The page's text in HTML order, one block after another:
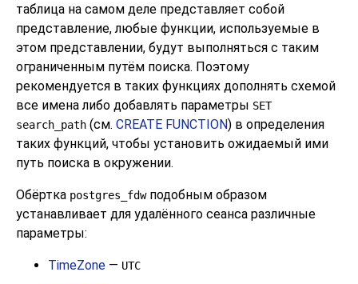
таблица на самом деле представляет собой
представление, любые функции, используемые в
этом представлении, будут выполняться с таким
ограниченным путём поиска. Поэтому
рекомендуется в таких функциях дополнять схемой
все имена либо добавлять параметры SET
search_path (см. CREATE FUNCTION) в определения
таких функций, чтобы установить ожидаемый ими
путь поиска в окружении.
Обёртка postgres_fdwподобным образом
устанавливает для удалённого сеанса различные
параметры:
TimeZone — UTC